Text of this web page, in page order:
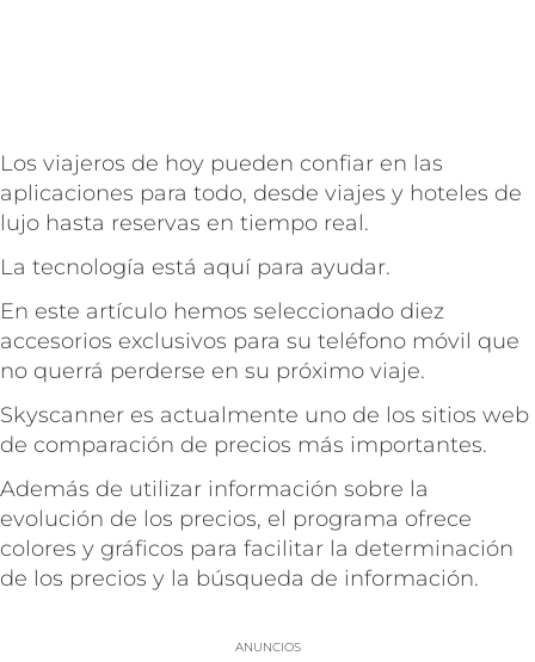
Los viajeros de hoy pueden confiar en las
aplicaciones para todo, desde viajes y hoteles de
lujo hasta reservas en tiempo real.
La tecnología está aquí para ayudar.
En este artículo hemos seleccionado diez
accesorios exclusivos para su teléfono móvil que
no querrá perderse en su próximo viaje.
Skyscanner es actualmente uno de los sitios web
de comparación de precios más importantes.
Además de utilizar información sobre la
evolución de los precios, el programa ofrece
colores y gráficos para facilitar la determinación
de los precios y la búsqueda de información.
ANUNCIOS